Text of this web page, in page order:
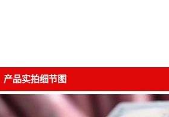
产品实拍细节图